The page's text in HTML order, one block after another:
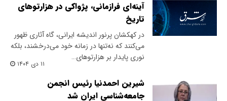
آینه‌ای فرازمانی، پژواکی در هزارتوهای
تاریخ
در کهکشان پرنور اندیشه ایرانی، گاه آثاری ظهور
می‌کنند که نه‌تنها در زمانه خود می‌درخشند، بلکه
نوری پایدار بر هزارتوهای…
۱۱ دی ۱۴۰۴
شیرین احمدنیا رئیس انجمن
جامعه‌شناسی ایران شد